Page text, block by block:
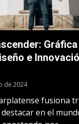
e
de 2024
fusiona
en el